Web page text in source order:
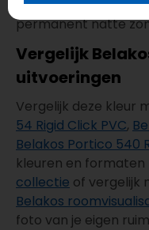
daarvoor geschikt
permanent natte
Vergelijk
uitvoeringen
Vergelijk deze kleur
54 Rigid Click PVC,
Belakos Portico 540
kleuren en formaten
collectie of vergelijk
Belakos
foto van je eigen